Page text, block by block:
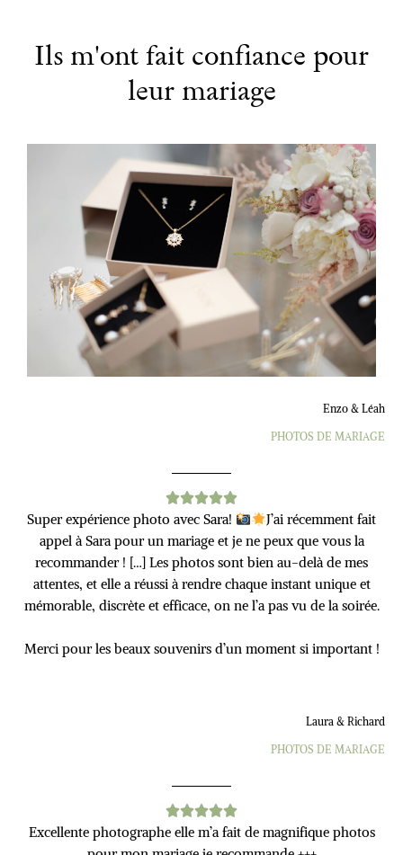
Ils m'ont fait confiance pour
leur mariage
Enzo & Léah
PHOTOS DE MARIAGE
Super expérience photo avec Sara!
J’ai récemment fait
appel à Sara pour un mariage et je ne peux que vous la
recommander ! […] Les photos sont bien au-delà de mes
attentes, et elle a réussi à rendre chaque instant unique et
mémorable, discrète et efficace, on ne l’a pas vu de la soirée.
Merci pour les beaux souvenirs d’un moment si important !
Laura & Richard
PHOTOS DE MARIAGE
Excellente photographe elle m’a fait de magnifique photos